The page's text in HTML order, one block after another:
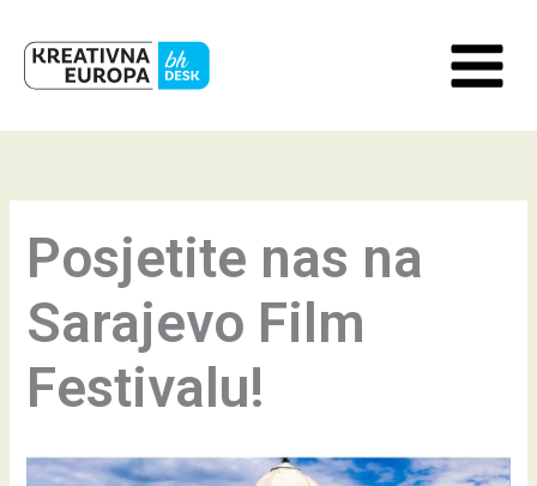
content
Posjetite nas na
Sarajevo Film
Festivalu!